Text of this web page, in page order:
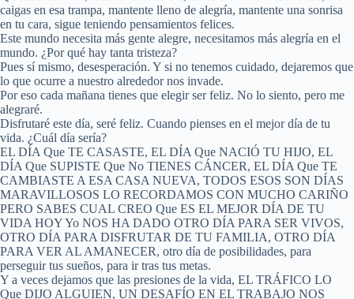
caigas en esa trampa, mantente lleno de alegría, mantente una sonrisa
en tu cara, sigue teniendo pensamientos felices.
Este mundo necesita más gente alegre, necesitamos más alegría en el
mundo. ¿Por qué hay tanta tristeza?
Pues sí mismo, desesperación. Y si no tenemos cuidado, dejaremos que
lo que ocurre a nuestro alrededor nos invade.
Por eso cada mañana tienes que elegir ser feliz. No lo siento, pero me
alegraré.
Disfrutaré este día, seré feliz. Cuando pienses en el mejor día de tu
vida. ¿Cuál día sería?
EL DÍA Que TE CASASTE, EL DÍA Que NACIÓ TU HIJO, EL
DÍA Que SUPISTE Que No TIENES CÁNCER, EL DÍA Que TE
CAMBIASTE A ESA CASA NUEVA, TODOS ESOS SON DÍAS
MARAVILLOSOS LO RECORDAMOS CON MUCHO CARIÑO
PERO SABES CUAL CREO Que ES EL MEJOR DÍA DE TU
VIDA HOY Yo NOS HA DADO OTRO DÍA PARA SER VIVOS,
OTRO DÍA PARA DISFRUTAR DE TU FAMILIA, OTRO DÍA
PARA VER AL AMANECER, otro día de posibilidades, para
perseguir tus sueños, para ir tras tus metas.
Y a veces dejamos que las presiones de la vida, EL TRÁFICO LO
Que DIJO ALGUIEN, UN DESAFÍO EN EL TRABAJO NOS